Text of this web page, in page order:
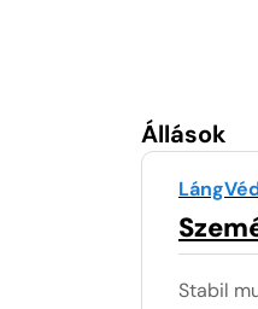
Állások
Stabil